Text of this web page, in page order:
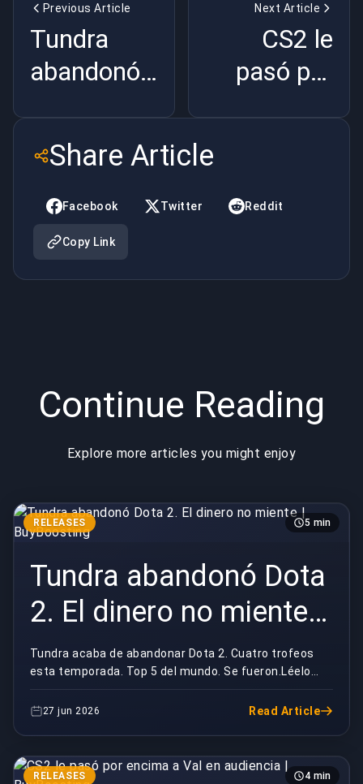
Previous Article
Tundra
abandonó
dinero no
miente |
BuyBoosting
Next Article
CS2 le
pasó por
BuyBoosting
Share Article
Facebook Twitter Reddit
Copy Link
Continue Reading
Explore more articles you might enjoy
RELEASES 5 min
Tundra abandonó Dota
2. El dinero no miente |
BuyBoosting
Tundra acaba de abandonar Dota 2. Cuatro trofeos
esta temporada. Top 5 del mundo. Se fueron.Léelo
otra vez. Un roster que estaba ganando activamente,
... 27 jun 2026 Read Article
RELEASES 4 min